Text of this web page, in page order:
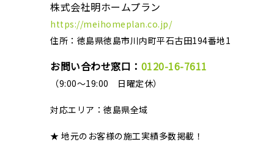
株式会社明ホームプラン
https://meihomeplan.co.jp/
住所：徳島県徳島市川内町平石古田194番地1
お問い合わせ窓口： 0120-16-7611
（9:00～19:00 日曜定休）
対応エリア： 徳島県全域
★ 地元のお客様の施工実績多数掲載！